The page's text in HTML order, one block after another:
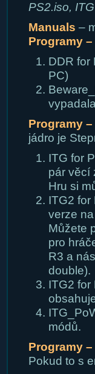
PS2.iso,
Manuals –
Programy –
DDR for
PC)
Programy –
jádro je
ITG for
pár věcí
Hru si
ITG2 for
verze
Můžete
pro
R3 a
double).
ITG2 for
módů.
Programy –
Pokud to s